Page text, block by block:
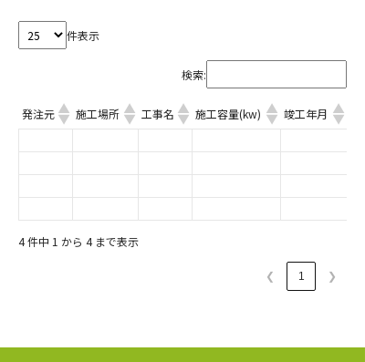
件表示
検索:
発注元 施工場所 工事名 施工容量(kw)
竣工年月
4 件中 1 から 4 まで表示
❮ 1 ❯